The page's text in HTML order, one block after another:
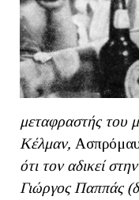
μεταφραστής του
Κέλμαν,
ότι τον αδικεί
Γιώργος Παππάς